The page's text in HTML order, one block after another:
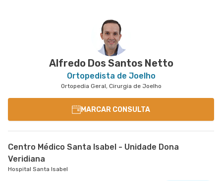
Rua Das Perobas nr. 344 1º Subsolo - Jardim
Alfredo Dos Santos Netto
Ortopedista de Joelho
Ortopedia Geral, Cirurgia de Joelho
MARCAR CONSULTA
Centro Médico Santa Isabel - Unidade Dona
Veridiana
Hospital Santa Isabel